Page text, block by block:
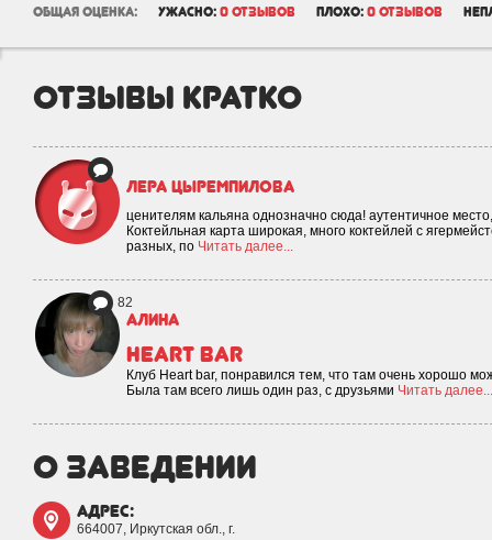
общая оценка: ужасно: 0 отзывов плохо: 0 отзывов
отзывы кратко
Лера Цыремпилова
ценителям кальяна однозначно сюда! аутентичное
Коктейльная карта широкая, много коктейлей с
разных, по Читать далее...
82
Алина
Heart bar
Клуб Heart bar, понравился тем, что там очень хорошо
Была там всего лишь один раз, с друзьями Читать далее...
о заведении
адрес:
664007, Иркутская обл., г.